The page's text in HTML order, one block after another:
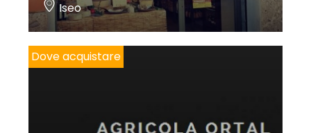
Iseo
Dove acquistare